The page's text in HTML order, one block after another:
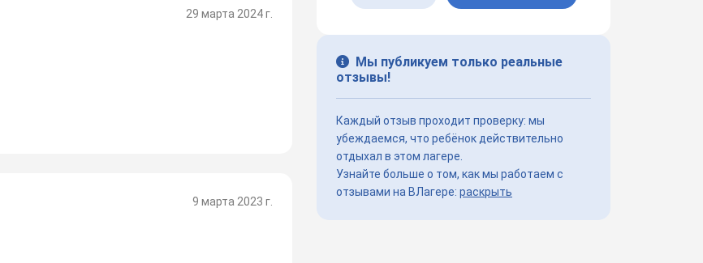
29 марта 2024 г.
9 марта 2023 г.
Мы публикуем только реальные
отзывы!
Каждый отзыв проходит проверку: мы
убеждаемся, что ребёнок действительно
отдыхал в этом лагере.
Узнайте больше о том, как мы работаем с
отзывами на ВЛагере: раскрыть